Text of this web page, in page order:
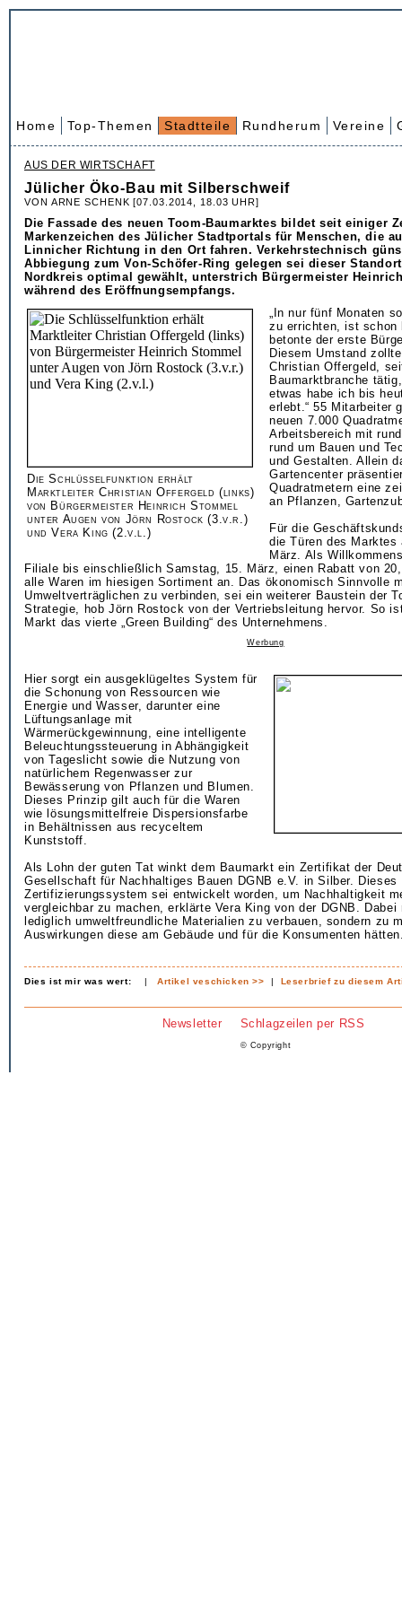
Home Top-Themen Stadtteile Rundherum Vereine
AUS DER WIRTSCHAFT
Jülicher Öko-Bau mit Silberschweif
VON ARNE SCHENK [07.03.2014, 18.03 UHR]
Die Fassade des neuen Toom-Baumarktes bildet seit einiger
Markenzeichen des Jülicher Stadtportals für Menschen, die
Linnicher Richtung in den Ort fahren. Verkehrstechnisch
Abbiegung zum Von-Schöfer-Ring gelegen sei dieser
Nordkreis optimal gewählt, unterstrich Bürgermeister
während des Eröffnungsempfangs.
Die Schlüsselfunktion erhält
Marktleiter Christian Offergeld (links)
von Bürgermeister Heinrich Stommel
unter Augen von Jörn Rostock (3.v.r.)
und Vera King (2.v.l.)
„In nur fünf Monaten
zu errichten, ist schon
betonte der erste
Diesem Umstand
Christian Offergeld,
Baumarktbranche
etwas habe ich bis
erlebt.“ 55 Mitarbeiter
neuen 7.000
Arbeitsbereich mit
rund um Bauen und
und Gestalten. Allein
Gartencenter
Quadratmetern eine
an Pflanzen,
Für die
die Türen des Marktes
März. Als
Filiale bis einschließlich Samstag, 15. März, einen Rabatt von
alle Waren im hiesigen Sortiment an. Das ökonomisch Sinnvolle
Umweltverträglichen zu verbinden, sei ein weiterer Baustein der
Strategie, hob Jörn Rostock von der Vertriebsleitung hervor. So
Markt das vierte „Green Building“ des Unternehmens.
Werbung
Hier sorgt ein ausgeklügeltes System für
die Schonung von Ressourcen wie
Energie und Wasser, darunter eine
Lüftungsanlage mit
Wärmerückgewinnung, eine intelligente
Beleuchtungssteuerung in Abhängigkeit
von Tageslicht sowie die Nutzung von
natürlichem Regenwasser zur
Bewässerung von Pflanzen und Blumen.
Dieses Prinzip gilt auch für die Waren
wie lösungsmittelfreie Dispersionsfarbe
in Behältnissen aus recyceltem
Kunststoff.
Als Lohn der guten Tat winkt dem Baumarkt ein Zertifikat der
Gesellschaft für Nachhaltiges Bauen DGNB e.V. in Silber. Dieses
Zertifizierungssystem sei entwickelt worden, um Nachhaltigkeit
vergleichbar zu machen, erklärte Vera King von der DGNB.
lediglich umweltfreundliche Materialien zu verbauen, sondern zu
Auswirkungen diese am Gebäude und für die Konsumenten
Dies ist mir was wert: |Artikel veschicken >> | Leserbrief zu diesem
Newsletter Schlagzeilen per RSS
© Copyright